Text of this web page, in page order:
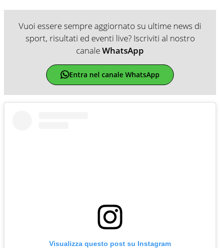
Vuoi essere sempre aggiornato su ultime news di
sport, risultati ed eventi live? Iscriviti al nostro
canaleWhatsApp
Entra nel canale WhatsApp
Visualizza questo post su Instagram